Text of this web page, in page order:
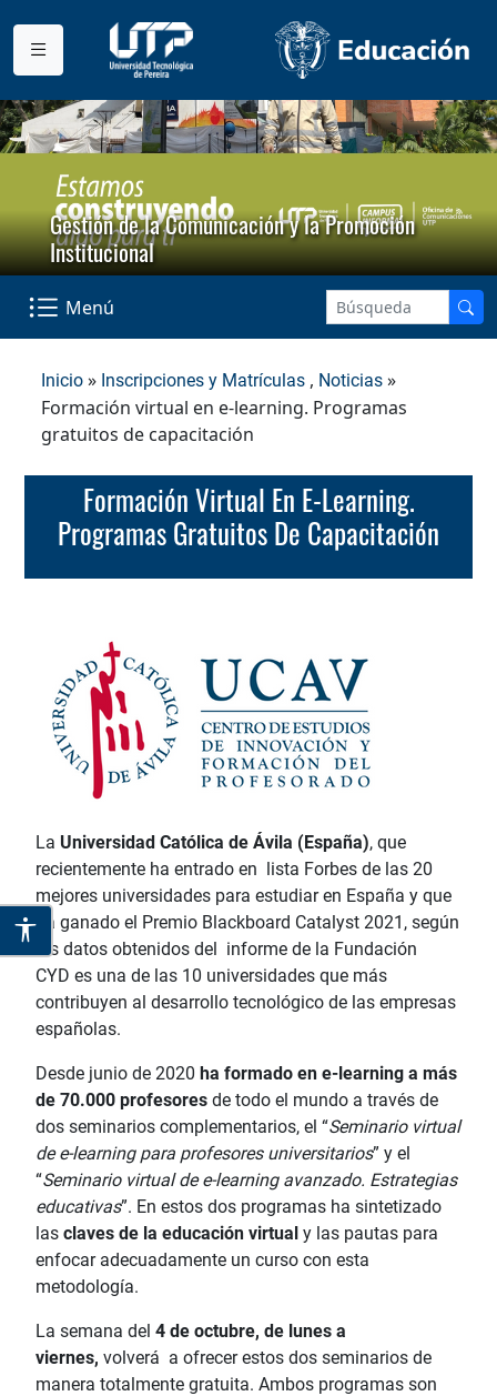
Gestión de la Comunicación y la Promoción
Institucional
Menú
Inicio » Inscripciones y Matrículas , Noticias »
Formación virtual en e-learning. Programas
gratuitos de capacitación
Formación Virtual En E-Learning.
Programas Gratuitos De Capacitación
La Universidad Católica de Ávila (España), que
recientemente ha entrado en lista Forbes de las 20
mejores universidades para estudiar en España y que
ha ganado el Premio Blackboard Catalyst 2021, según
los datos obtenidos del informe de la Fundación
CYD es una de las 10 universidades que más
contribuyen al desarrollo tecnológico de las empresas
españolas.
Desde junio de 2020 ha formado en e-learning a más
de 70.000 profesores de todo el mundo a través de
dos seminarios complementarios, el “Seminario virtual
de e-learning para profesores universitarios” y el
“Seminario virtual de e-learning avanzado. Estrategias
educativas”. En estos dos programas ha sintetizado
las claves de la educación virtual y las pautas para
enfocar adecuadamente un curso con esta
metodología.
La semana del 4 de octubre, de lunes a
viernes, volverá a ofrecer estos dos seminarios de
manera totalmente gratuita. Ambos programas son